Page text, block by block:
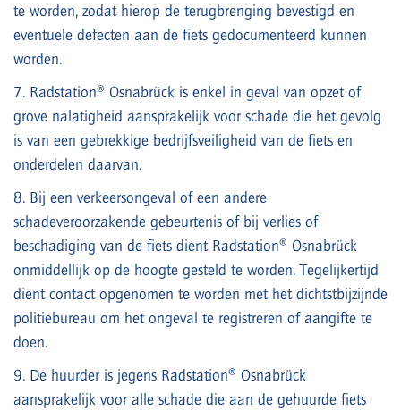
te worden, zodat hierop de terugbrenging bevestigd en
eventuele defecten aan de fiets gedocumenteerd kunnen
worden.
7. Radstation® Osnabrück is enkel in geval van opzet of
grove nalatigheid aansprakelijk voor schade die het gevolg
is van een gebrekkige bedrijfsveiligheid van de fiets en
onderdelen daarvan.
8. Bij een verkeersongeval of een andere
schadeveroorzakende gebeurtenis of bij verlies of
beschadiging van de fiets dient Radstation® Osnabrück
onmiddellijk op de hoogte gesteld te worden. Tegelijkertijd
dient contact opgenomen te worden met het dichtstbijzijnde
politiebureau om het ongeval te registreren of aangifte te
doen.
9. De huurder is jegens Radstation® Osnabrück
aansprakelijk voor alle schade die aan de gehuurde fiets